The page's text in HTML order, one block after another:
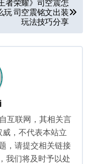
王者荣耀》司空震怎
玩 司空震铭文出装
玩法技巧分享
互联网，其相关言
，不代表本站立
，请提交相关链接
我们将及时予以处